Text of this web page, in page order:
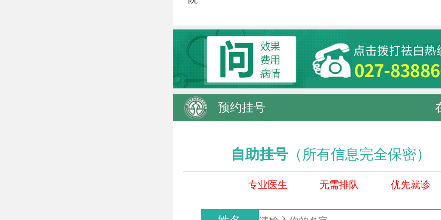
预约挂号
自助挂号 （所有信息完全保密）
专业医生 无需排队 优先就诊